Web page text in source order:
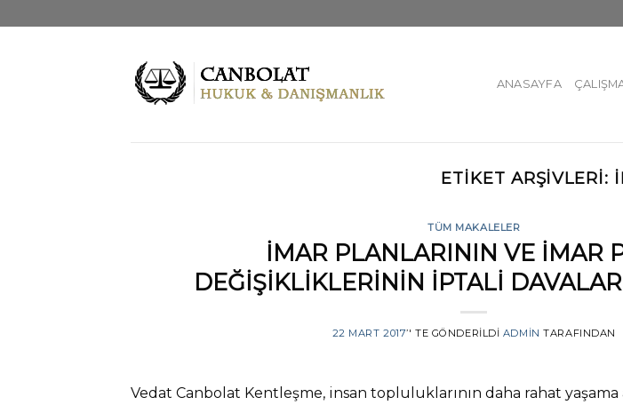
to
ANASAYFA
ETIKET ARŞIVLERI:
TÜM MAKALELER
İMAR PLANLARININ VE İMAR
DEĞİŞİKLİKLERİNİN İPTALİ
22 MART 2017’' TE GÖNDERILDI ADMIN TARAFINDAN
Vedat Canbolat Kentleşme, insan topluluklarının daha rahat